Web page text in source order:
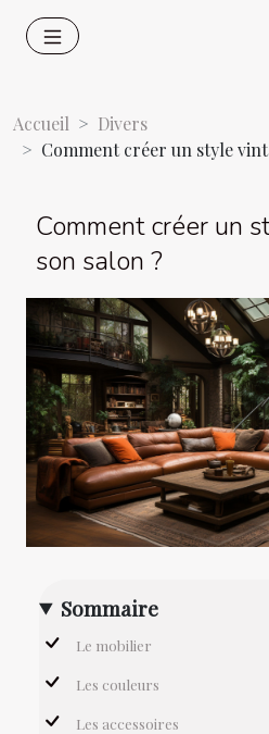
Accueil
Divers
Comment créer un style
Comment créer un
son salon ?
Sommaire
Le mobilier
Les couleurs
Les accessoires